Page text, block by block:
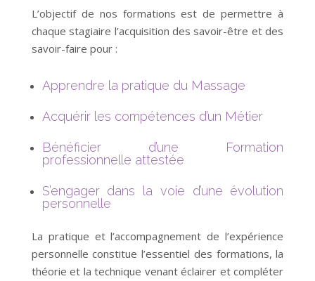
L’objectif de nos formations est de permettre à
chaque stagiaire l’acquisition des savoir-être et des
savoir-faire pour :
Apprendre la pratique du Massage
Acquérir les compétences d’un Métier
Bénéficier d’une Formation
professionnelle attestée
S’engager dans la voie d’une évolution
personnelle​
La pratique et l’accompagnement de l’expérience
personnelle constitue l’essentiel des formations, la
théorie et la technique venant éclairer et compléter